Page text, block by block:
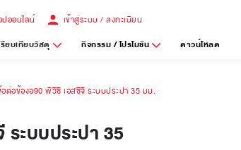
ออนไลน์ เข้าสู่ระบบ / ลงทะเบียน
ยบเทียบวัสดุ กิจกรรม / โปรโมชัน ดาวน์โหลด
ต่อข้องอ90 พีวีซี เอสซีจี ระบบประปา 35 มม.
ะบบประปา 35